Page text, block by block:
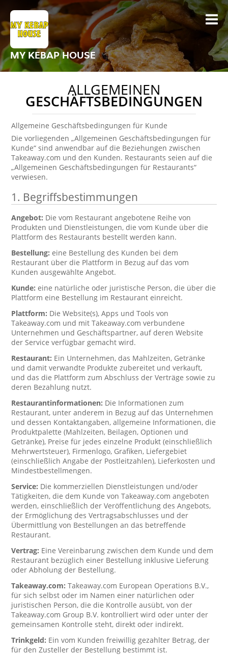
MY KEBAP HOUSE
ALLGEMEINEN
GESCHÄFTSBEDINGUNGEN
Allgemeine Geschäftsbedingungen für Kunde
Die vorliegenden „Allgemeinen Geschäftsbedingungen für
Kunde“ sind anwendbar auf die Beziehungen zwischen
Takeaway.com und den Kunden. Restaurants seien auf die
„Allgemeinen Geschäftsbedingungen für Restaurants“
verwiesen.
1. Begriffsbestimmungen
Angebot: Die vom Restaurant angebotene Reihe von
Produkten und Dienstleistungen, die vom Kunde über die
Plattform des Restaurants bestellt werden kann.
Bestellung:eine Bestellung des Kunden bei dem
Restaurant über die Plattform in Bezug auf das vom
Kunden ausgewählte Angebot.
Kunde:eine natürliche oder juristische Person, die über die
Plattform eine Bestellung im Restaurant einreicht.
Plattform: Die Website(s), Apps und Tools von
Takeaway.com und mit Takeaway.com verbundene
Unternehmen und Geschäftspartner, auf deren Website
der Service verfügbar gemacht wird.
Restaurant: Ein Unternehmen, das Mahlzeiten, Getränke
und damit verwandte Produkte zubereitet und verkauft,
und das die Plattform zum Abschluss der Verträge sowie zu
deren Bezahlung nutzt.
Restaurantinformationen: Die Informationen zum
Restaurant, unter anderem in Bezug auf das Unternehmen
und dessen Kontaktangaben, allgemeine Informationen, die
Produktpalette (Mahlzeiten, Beilagen, Optionen und
Getränke), Preise für jedes einzelne Produkt (einschließlich
Mehrwertsteuer), Firmenlogo, Grafiken, Liefergebiet
(einschließlich Angabe der Postleitzahlen), Lieferkosten und
Mindestbestellmengen.
Service: Die kommerziellen Dienstleistungen und/oder
Tätigkeiten, die dem Kunde von Takeaway.com angeboten
werden, einschließlich der Veröffentlichung des Angebots,
der Ermöglichung des Vertragsabschlusses und der
Übermittlung von Bestellungen an das betreffende
Restaurant.
Vertrag: Eine Vereinbarung zwischen dem Kunde und dem
Restaurant bezüglich einer Bestellung inklusive Lieferung
oder Abholung der Bestellung.
Takeaway.com:Takeaway.com European Operations B.V.,
für sich selbst oder im Namen einer natürlichen oder
juristischen Person, die die Kontrolle ausübt, von der
Takeaway.com Group B.V. kontrolliert wird oder unter der
gemeinsamen Kontrolle steht, direkt oder indirekt.
Trinkgeld: Ein vom Kunden freiwillig gezahlter Betrag, der
für den Zusteller der Bestellung bestimmt ist.